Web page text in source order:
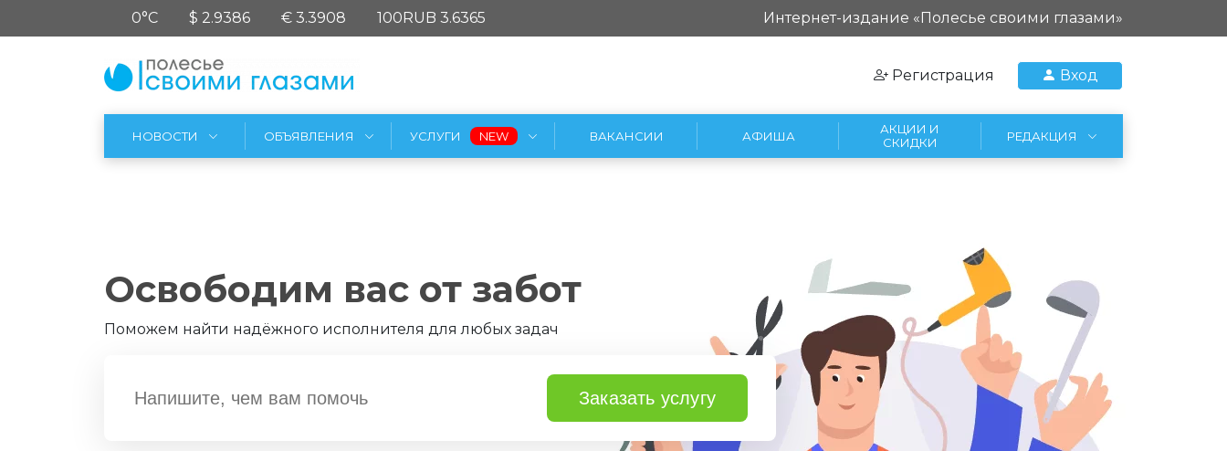
0°C $ 2.9386 € 3.3908 100RUB 3.6365 Интернет-издание «Полесье своими глазами»
Регистрация Вход
НОВОСТИ ОБЪЯВЛЕНИЯ УСЛУГИ ВАКАНСИИ АФИША
АКЦИИ И
СКИДКИ
РЕДАКЦИЯ
Освободим вас от забот
Поможем найти надёжного исполнителя для любых задач
Заказать услугу